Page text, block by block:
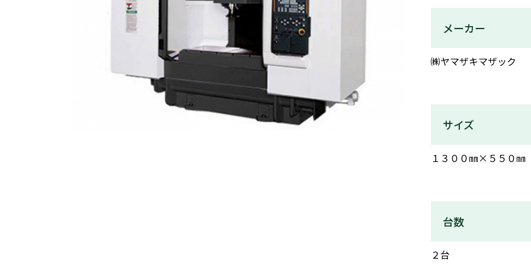
メーカー
㈱ヤマザキマザック
サイズ
１３００㎜×５５０㎜
台数
２台